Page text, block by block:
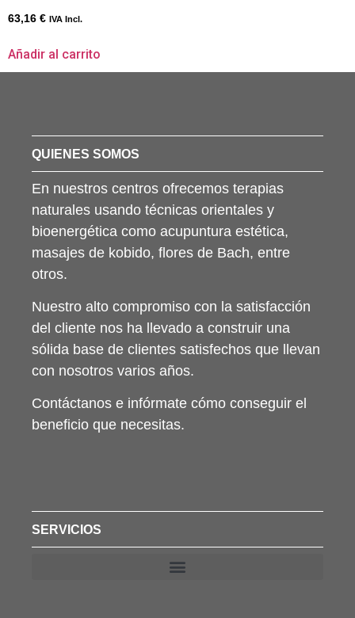
63,16 € IVA Incl.
Añadir al carrito
QUIENES SOMOS
En nuestros centros ofrecemos terapias
naturales usando técnicas orientales y
bioenergética como acupuntura estética,
masajes de kobido, flores de Bach, entre
otros.
Nuestro alto compromiso con la satisfacción
del cliente nos ha llevado a construir una
sólida base de clientes satisfechos que llevan
con nosotros varios años.
Contáctanos e infórmate cómo conseguir el
beneficio que necesitas.
SERVICIOS